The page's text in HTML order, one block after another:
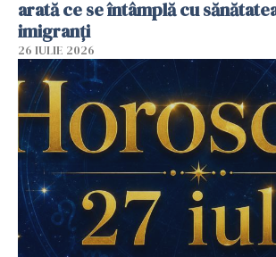
arată ce se întâmplă cu
imigranți
26 IULIE 2026